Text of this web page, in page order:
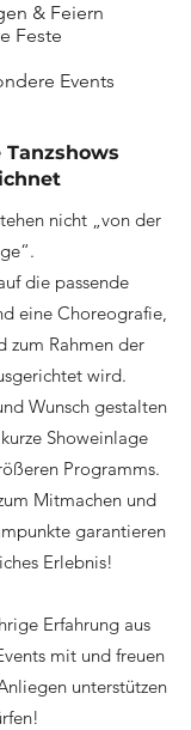
& Feiern
Feste
Events
Tanzshows
nicht „von der
die passende
eine Choreografie,
zum Rahmen der
wird.
Wunsch gestalten
Showeinlage
Programms.
Mitmachen und
garantieren
Erlebnis!
Erfahrung aus
mit und freuen
unterstützen